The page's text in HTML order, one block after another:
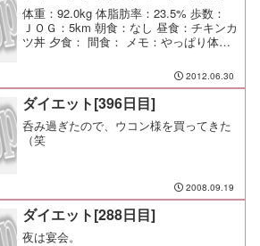
体重：92.0kg 体脂肪率：23.5% 歩数：
ＪＯＧ：5km 朝食：なし 昼食：チキンカ
ツ丼 夕食： 間食： メモ：やっぱり体を
2012.06.30
ダイエット[396日目]
呑み過ぎたので、ウコン様を買ってきた
（笑
2008.09.19
ダイエット[288日目]
夜は宴会。